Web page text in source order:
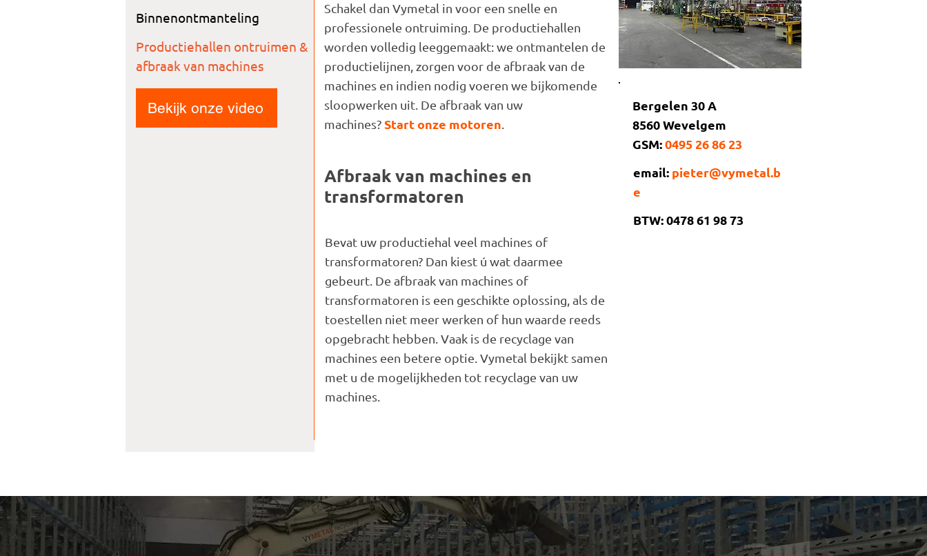
Binnenontmanteling
Productiehallen ontruimen &
afbraak van machines
Bekijk onze video
Schakel dan Vymetal in voor een snelle en
professionele ontruiming. De productiehallen
worden volledig leeggemaakt: we ontmantelen de
productielijnen, zorgen voor de afbraak van de
machines en indien nodig voeren we bijkomende
sloopwerken uit. De afbraak van uw
machines?Start onze motoren
Afbraak van machines en
transformatoren
Bevat uw productiehal veel machines of
transformatoren? Dan kiest ú wat daarmee
gebeurt. De afbraak van machines of
transformatoren is een geschikte oplossing, als de
toestellen niet meer werken of hun waarde reeds
opgebracht hebben. Vaak is de recyclage van
machines een betere optie. Vymetal bekijkt samen
met u de mogelijkheden tot recyclage van uw
machines.
Bergelen 30 A
8560 Wevelgem
GSM:0495 26 86 23
email: pieter@vymetal.b
e
BTW: 0478 61 98 73